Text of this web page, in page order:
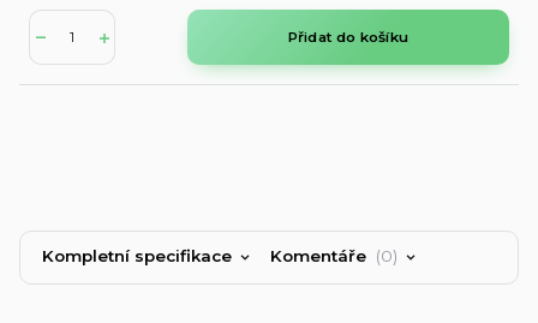
Přidat do košíku
Kompletní specifikace Komentáře 0